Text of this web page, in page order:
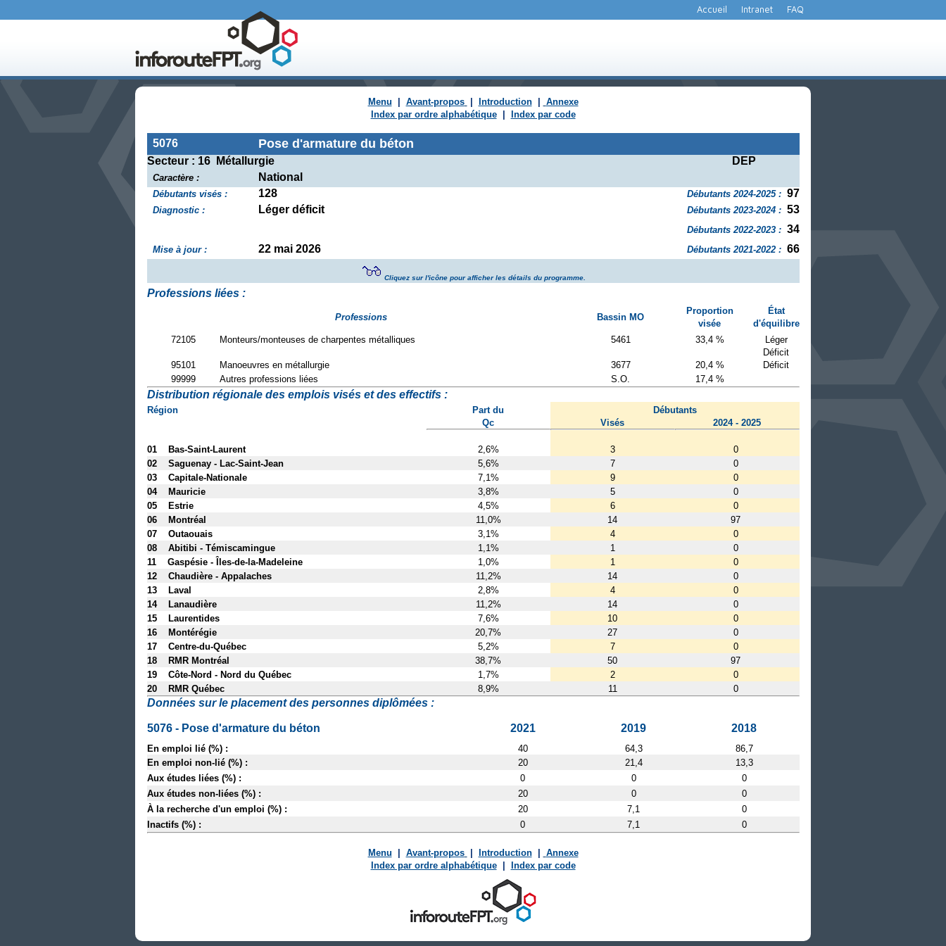
FAQ
Intranet
Accueil
Menu Avant-propos Introduction|
Annexe
Index par ordre alphabétique| Index par code
5076 Pose d'armature du béton
Secteur : 16 Métallurgie DEP
Caractère : National
Débutants visés : 128 Débutants 2024-2025 : 97
Diagnostic : Léger déficit Débutants 2023-2024 : 53
Débutants 2022-2023 : 34
Mise à jour : 22 mai 2026 Débutants 2021-2022 : 66
Cliquez sur l'icône pour afficher les détails du programme.
Professions liées :
Professions Bassin MO
Proportion
visée
État
d'équilibre
72105
Monteurs/monteuses de charpentes métalliques 5461 33,4 %
Léger
Déficit
95101
Manoeuvres en métallurgie 3677 20,4 %
Déficit
99999
Autres professions liées S.O. 17,4 %
Distribution régionale des emplois visés et des effectifs :
Région Part du
Débutants
Qc
Visés 2024 - 2025
01 Bas-Saint-Laurent 2,6% 3
0
02 Saguenay - Lac-Saint-Jean
5,6% 7
0
03 Capitale-Nationale
7,1% 9
0
04 Mauricie
3,8% 5
0
05 Estrie
4,5% 6
0
06 Montréal
11,0% 14
97
07 Outaouais
3,1% 4
0
08 Abitibi - Témiscamingue
1,1% 1
0
11 Gaspésie - Îles-de-la-Madeleine
1,0% 1
0
12 Chaudière - Appalaches
11,2% 14
0
13 Laval
2,8% 4
0
14 Lanaudière
11,2% 14
0
15 Laurentides
7,6% 10
0
16 Montérégie
20,7% 27
0
17 Centre-du-Québec
5,2% 7
0
18 RMR Montréal
38,7% 50
97
19 Côte-Nord - Nord du Québec
1,7% 2
0
20 RMR Québec
8,9% 11 0
Données sur le placement des personnes diplômées :
5076 - Pose d'armature du béton 2021 2019 2018
En emploi lié (%) : 40 64,3
86,7
En emploi non-lié (%) :
20 21,4
13,3
Aux études liées (%) :
0 0
0
Aux études non-liées (%) :
20 0
0
À la recherche d'un emploi (%) :
20 7,1
0
Inactifs (%) :
0 7,1 0
Menu Avant-propos Introduction|
Annexe
Index par ordre alphabétique| Index par code